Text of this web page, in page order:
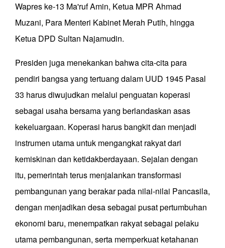
Wapres ke-13 Ma'ruf Amin, Ketua MPR Ahmad
Muzani, Para Menteri Kabinet Merah Putih, hingga
Ketua DPD Sultan Najamudin.
Presiden juga menekankan bahwa cita-cita para
pendiri bangsa yang tertuang dalam UUD 1945 Pasal
33 harus diwujudkan melalui penguatan koperasi
sebagai usaha bersama yang berlandaskan asas
kekeluargaan. Koperasi harus bangkit dan menjadi
instrumen utama untuk mengangkat rakyat dari
kemiskinan dan ketidakberdayaan. Sejalan dengan
itu, pemerintah terus menjalankan transformasi
pembangunan yang berakar pada nilai-nilai Pancasila,
dengan menjadikan desa sebagai pusat pertumbuhan
ekonomi baru, menempatkan rakyat sebagai pelaku
utama pembangunan, serta memperkuat ketahanan